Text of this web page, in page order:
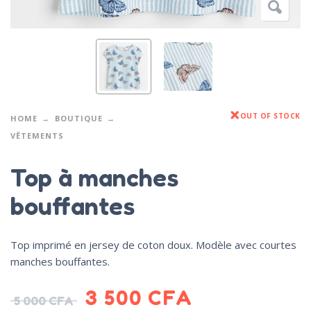
HOME
BOUTIQUE
VÊTEMENTS
OUT OF STOCK
Top à manches
bouffantes
Top imprimé en jersey de coton doux. Modèle avec courtes
manches bouffantes.
5 000CFA 3 500 CFA